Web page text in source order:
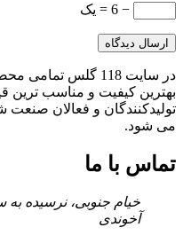
− 6 = یک
در سایت 118 گلس
بهترین کیفیت و مناسب
تولیدکنندگان و فعالان
می شود.
تماس با ما
آخوندی